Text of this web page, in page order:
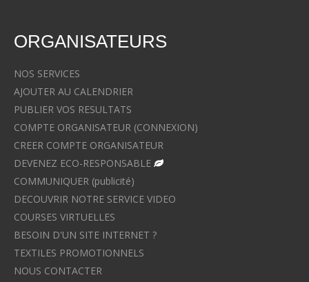
ORGANISATEURS
NOS SERVICES
AJOUTER AU CALENDRIER
PUBLIER VOS RESULTATS
COMPTE ORGANISATEUR (CONNEXION)
CREER COMPTE ORGANISATEUR
DEVENEZ ECO-RESPONSABLE
COMMUNIQUER (publicité)
DECOUVRIR NOTRE SERVICE VIDEO
COURSES VIRTUELLES
BESOIN D'UN SITE INTERNET ?
TEXTILES PROMOTIONNELS
NOUS CONTACTER